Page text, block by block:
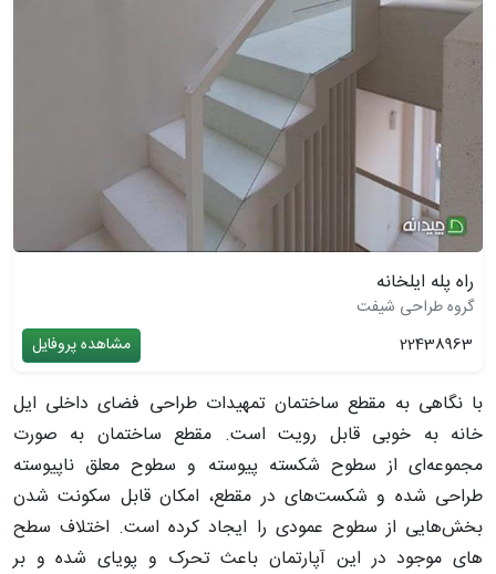
راه پله ایلخانه
گروه طراحی شیفت
22438963
مشاهده پروفایل
با نگاهی به مقطع ساختمان تمهیدات طراحی فضای داخلی ایل
خانه به خوبی قابل رویت است. مقطع ساختمان به صورت
مجموعه‌ای از سطوح شکسته پیوسته و سطوح معلق ناپیوسته
طراحی شده و شکست‌های در مقطع، امکان قابل سکونت شدن
بخش‌هایی از سطوح عمودی را ایجاد کرده است. اختلاف سطح
های موجود در این آپارتمان باعث تحرک و پویای شده و بر